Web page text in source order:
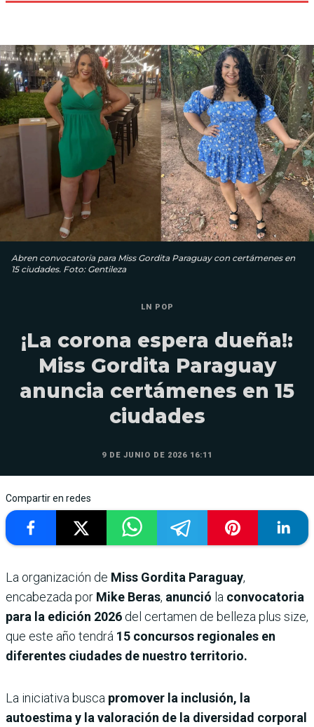
Abren convocatoria para Miss Gordita Paraguay con certámenes en
15 ciudades. Foto: Gentileza
LN POP
¡La corona espera dueña!:
Miss Gordita Paraguay
anuncia certámenes en 15
ciudades
9 DE JUNIO DE 2026 16:11
Compartir en redes
La organización de Miss Gordita Paraguay,
encabezada por Mike Beras, anunció la convocatoria
para la edición 2026 del certamen de belleza plus size,
que este año tendrá 15 concursos regionales en
diferentes ciudades de nuestro territorio.
La iniciativa busca promover la inclusión, la
autoestima y la valoración de la diversidad corporal